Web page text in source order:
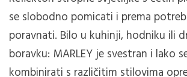
se slobodno pomicati i prema
poravnati. Bilo u kuhinji, hodniku ili
boravku: MARLEY je svestran i lako
kombinirati s različitim stilovima